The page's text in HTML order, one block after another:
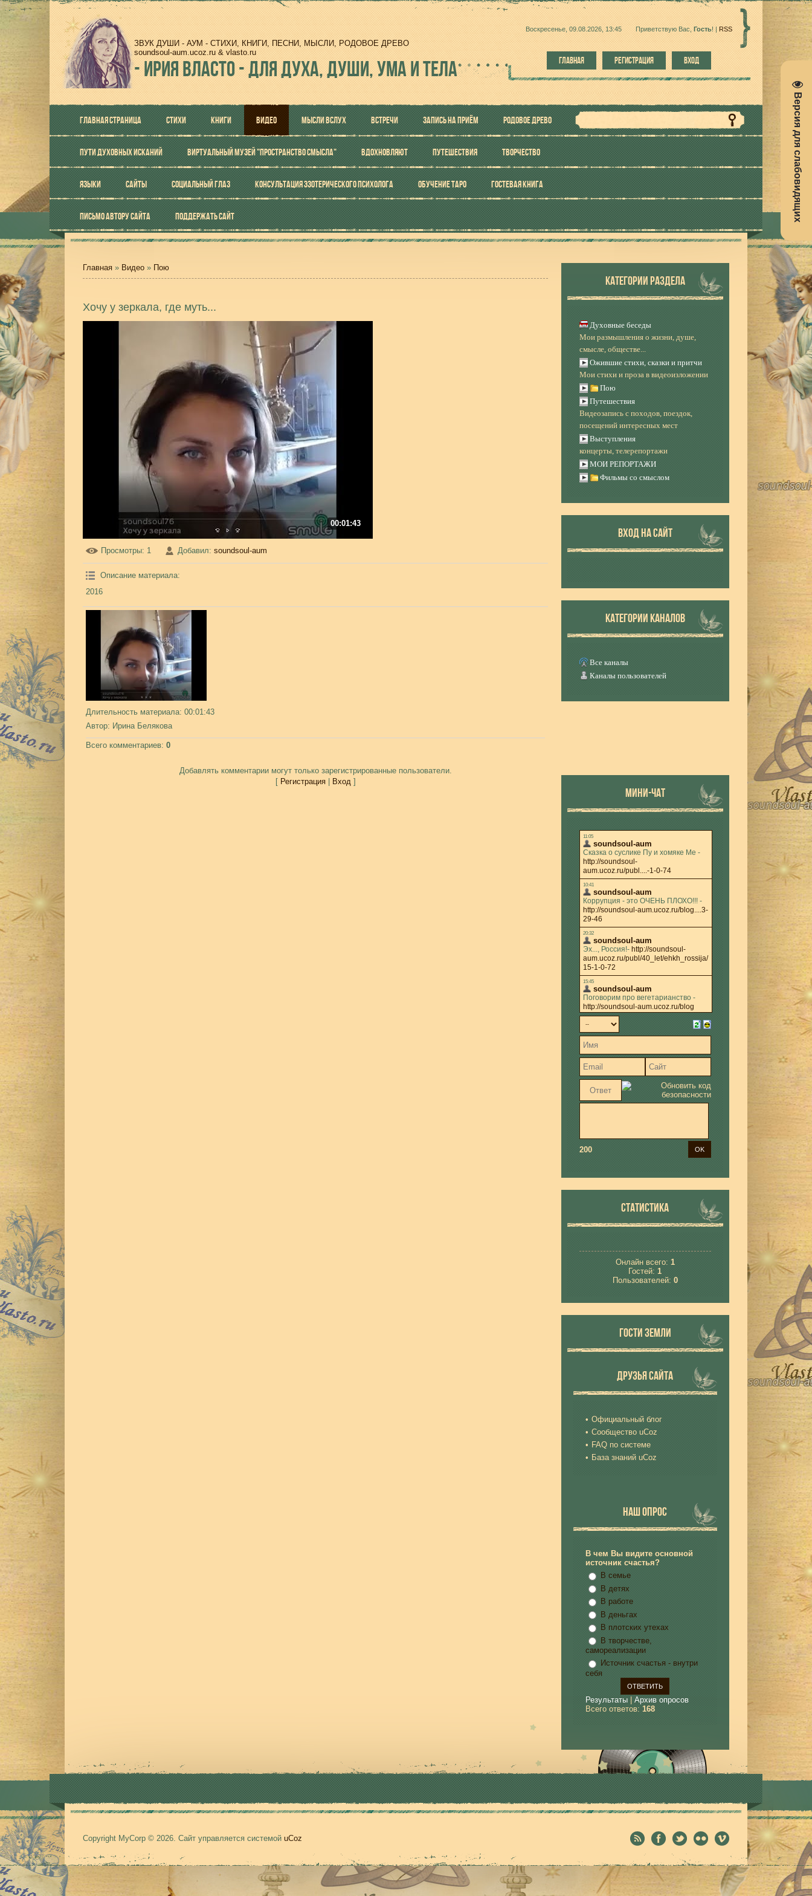
Версия для слабовидящих
ЗВУК ДУШИ - АУМ - СТИХИ, КНИГИ, ПЕСНИ, МЫСЛИ, РОДОВОЕ ДРЕВО
soundsoul-aum.ucoz.ru & vlasto.ru
-ИРИЯ ВЛАСТО - ДЛЯ ДУХА, ДУШИ, УМА И ТЕЛА
Воскресенье, 09.08.2026, 13:45 Приветствую Вас Гость! | RSS
ГЛАВНАЯ РЕГИСТРАЦИЯ ВХОД
ГЛАВНАЯ СТРАНИЦА СТИХИ КНИГИ ВИДЕО МЫСЛИ ВСЛУХ ВСТРЕЧИ ЗАПИСЬ НА ПРИЁМ РОДОВОЕ ДРЕВО
ПУТИ ДУХОВНЫХ ИСКАНИЙ ВИРТУАЛЬНЫЙ МУЗЕЙ "ПРОСТРАНСТВО СМЫСЛА" ВДОХНОВЛЯЮТ ПУТЕШЕСТВИЯ ТВОРЧЕСТВО
ЯЗЫКИ САЙТЫ СОЦИАЛЬНЫЙ ГЛАЗ КОНСУЛЬТАЦИЯ ЭЗОТЕРИЧЕСКОГО ПСИХОЛОГА ОБУЧЕНИЕ ТАРО ГОСТЕВАЯ КНИГА
ПИСЬМО АВТОРУ САЙТА ПОДДЕРЖАТЬ САЙТ
Главная » Видео » Пою
Хочу у зеркала, где муть...
00:01:43
Просмотры: 1 Добавил: soundsoul-aum
Описание материала:
2016
Длительность материала: 00:01:43
Автор: Ирина Белякова
Всего комментариев: 0
Добавлять комментарии могут только зарегистрированные пользователи.
[ Регистрация| Вход]
КАТЕГОРИИ РАЗДЕЛА
Духовные беседы
Мои размышления о жизни, душе,
смысле, обществе...
Ожившие стихи, сказки и притчи
Мои стихи и проза в видеоизложении
Пою
Путешествия
Видеозапись с походов, поездок,
посещений интересных мест
Выступления
концерты, телерепортажи
МОИ РЕПОРТАЖИ
Фильмы со смыслом
ВХОД НА САЙТ
КАТЕГОРИИ КАНАЛОВ
Все каналы
Каналы пользователей
МИНИ-ЧАТ
200
СТАТИСТИКА
Онлайн всего: 1
Гостей:1
Пользователей: 0
ГОСТИ ЗЕМЛИ
ДРУЗЬЯ САЙТА
Официальный блог
Сообщество uCoz
FAQ по системе
База знаний uCoz
НАШ ОПРОС
В чем Вы видите основной
источник счастья?
В семье
В детях
В работе
В деньгах
В плотских утехах
В творчестве,
самореализации
Источник счастья - внутри
себя
Результаты| Архив опросов
Всего ответов: 168
Copyright MyCorp © 2026. Сайт управляется системой uCoz